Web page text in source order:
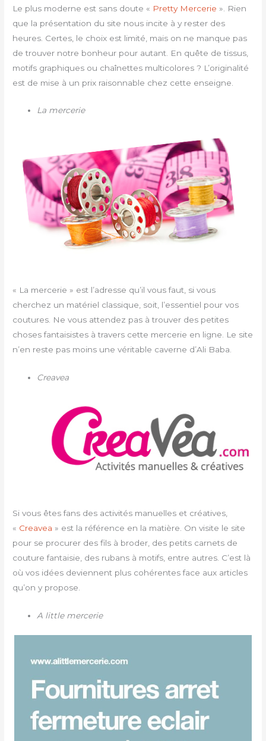
Le plus moderne est sans doute « Pretty Mercerie ». Rien
que la présentation du site nous incite à y rester des
heures. Certes, le choix est limité, mais on ne manque pas
de trouver notre bonheur pour autant. En quête de tissus,
motifs graphiques ou chaînettes multicolores ? L’originalité
est de mise à un prix raisonnable chez cette enseigne.
La mercerie
« La mercerie » est l’adresse qu’il vous faut, si vous
cherchez un matériel classique, soit, l’essentiel pour vos
coutures. Ne vous attendez pas à trouver des petites
choses fantaisistes à travers cette mercerie en ligne. Le site
n’en reste pas moins une véritable caverne d’Ali Baba.
Creavea
Si vous êtes fans des activités manuelles et créatives,
« Creavea » est la référence en la matière. On visite le site
pour se procurer des fils à broder, des petits carnets de
couture fantaisie, des rubans à motifs, entre autres. C’est là
où vos idées deviennent plus cohérentes face aux articles
qu’on y propose.
A little mercerie